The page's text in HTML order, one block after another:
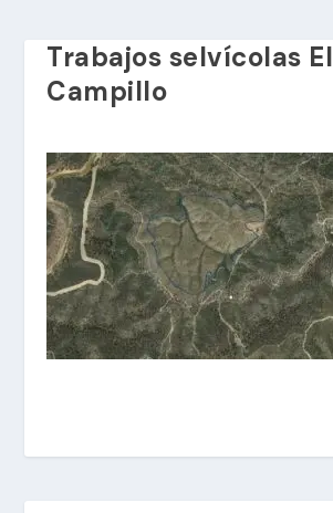
Trabajos selvícolas El
Campillo